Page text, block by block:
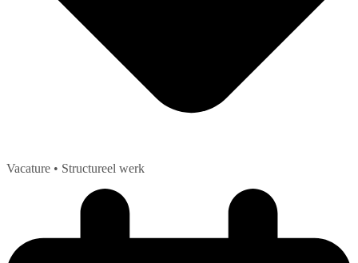
Vacature • Structureel werk